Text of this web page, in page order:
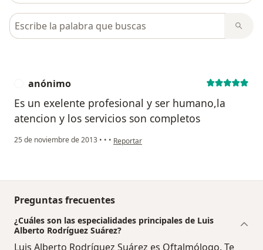
Busca en opiniones
anónimo
Es un exelente profesional y ser humano,la
atencion y los servicios son completos
25 de noviembre de 2013 • • • en opinión del usuario anónimo
Reportar
Preguntas frecuentes
¿Cuáles son las especialidades principales de Luis
Alberto Rodríguez Suárez?
Luis Alberto Rodríguez Suárez es Oftalmólogo. Te